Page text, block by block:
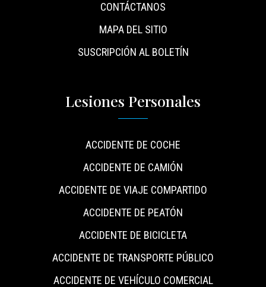
CONTÁCTANOS
MAPA DEL SITIO
SUSCRIPCIÓN AL BOLETÍN
Lesiones Personales
ACCIDENTE DE COCHE
ACCIDENTE DE CAMIÓN
ACCIDENTE DE VIAJE COMPARTIDO
ACCIDENTE DE PEATÓN
ACCIDENTE DE BICICLETA
ACCIDENTE DE TRANSPORTE PÚBLICO
ACCIDENTE DE VEHÍCULO COMERCIAL